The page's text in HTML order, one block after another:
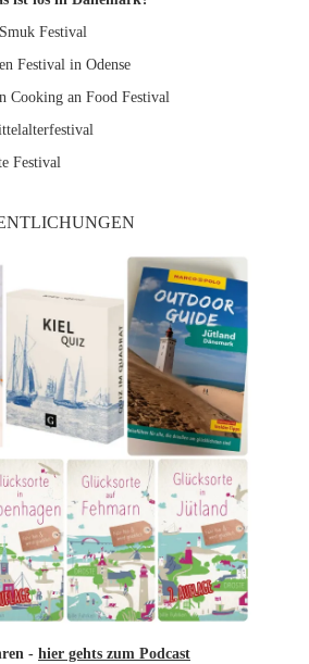
Festival
Festival in Odense
Cooking an Food Festival
Festival
- hier gehts zum Podcast